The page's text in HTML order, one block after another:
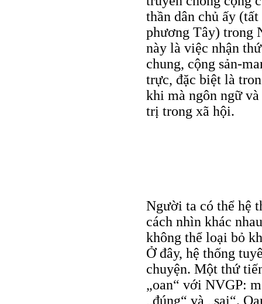
thần dân chủ ấy
phương Tây) trong
này là việc nhận
chung, cộng sản-
trực, đặc biệt là
khi mà ngôn ngữ
trị trong xã hội.
Người ta có thể hệ
cách nhìn khác
không thể loại bỏ
Ở đây, hệ thống
chuyện. Một thứ
„oan“ với NVGP:
„đúng“ và „sai“.